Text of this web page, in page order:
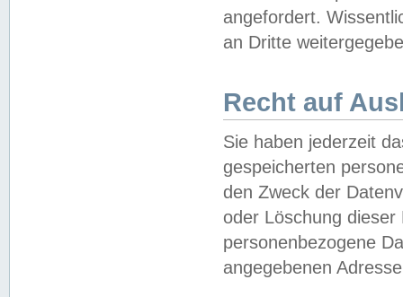
angefordert.
an Dritte
Recht auf
Sie haben jederzeit
gespeicherten
den Zweck der
oder Löschung
personenbezogene
angegebenen